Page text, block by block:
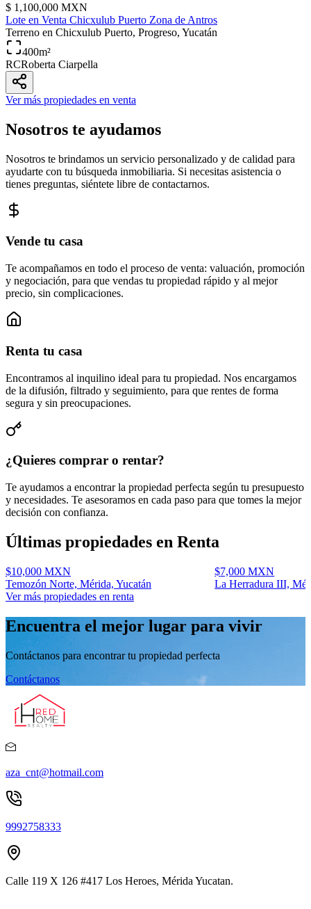
$ 1,100,000 MXN
Lote en Venta Chicxulub Puerto Zona de Antros
Terreno en Chicxulub Puerto, Progreso, Yucatán
400m²
RCRoberta Ciarpella
Ver más propiedades en venta
Nosotros te ayudamos
Nosotros te brindamos un servicio personalizado y de calidad para
ayudarte con tu búsqueda inmobiliaria. Si necesitas asistencia o
tienes preguntas, siéntete libre de contactarnos.
Vende tu casa
Te acompañamos en todo el proceso de venta: valuación, promoción
y negociación, para que vendas tu propiedad rápido y al mejor
precio, sin complicaciones.
Renta tu casa
Encontramos al inquilino ideal para tu propiedad. Nos encargamos
de la difusión, filtrado y seguimiento, para que rentes de forma
segura y sin preocupaciones.
¿Quieres comprar o rentar?
Te ayudamos a encontrar la propiedad perfecta según tu presupuesto
y necesidades. Te asesoramos en cada paso para que tomes la mejor
decisión con confianza.
Últimas propiedades en Renta
$10,000 MXN
Temozón Norte, Mérida, Yucatán
$7,000 MXN
La Herradura III,
Ver más propiedades en renta
Encuentra el mejor lugar para vivir
Contáctanos para encontrar tu propiedad perfecta
Contáctanos
aza_cnt@hotmail.com
9992758333
Calle 119 X 126 #417 Los Heroes, Mérida Yucatan.